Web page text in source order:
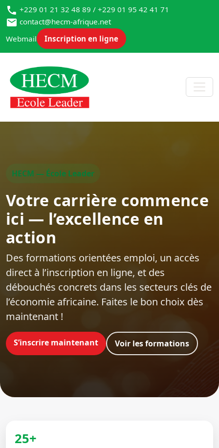
+229 01 21 32 48 89 / +229 01 95 42 41 71
contact@hecm-afrique.net
Webmail
Inscription en ligne
HECM — École Leader
Votre carrière commence
ici — l’excellence en
action
Des formations orientées emploi‍, un accès
direct à l’inscription en ligne, et des
débouchés concrets dans les secteurs clés de
l’économie africaine. Faites le bon choix dès
maintenant !
S’inscrire maintenant Voir les formations
25+